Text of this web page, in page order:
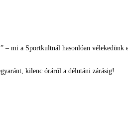
mi a Sportkultnál hasonlóan
kilenc óráról a délutáni zárásig!